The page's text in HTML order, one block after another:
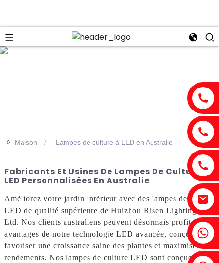
Fenia : +86 18607525299
>> Maison Lampes de culture à LED en Australie
Fabricants Et Usines De Lampes De Culture À
LED Personnalisées En Australie
Améliorez votre jardin intérieur avec des lampes de culture
LED de qualité supérieure de Huizhou Risen Lighting Co.,
Ltd. Nos clients australiens peuvent désormais profiter des
avantages de notre technologie LED avancée, conçue pour
favoriser une croissance saine des plantes et maximiser les
rendements. Nos lampes de culture LED sont conçues pour